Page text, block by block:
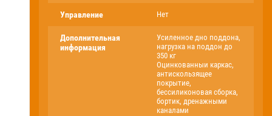
Управление Нет
Дополнительная
информация
Усиленное дно поддона,
нагрузка на поддон до
350 кг
Оцинкованныи каркас,
антискользящее
покрытие,
бессиликоновая сборка,
бортик, дренажными
каналами